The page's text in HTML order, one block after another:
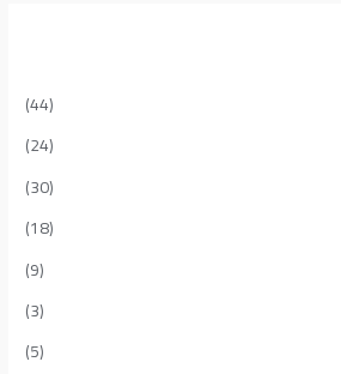
(44)
(24)
(30)
(18)
(9)
(3)
(5)